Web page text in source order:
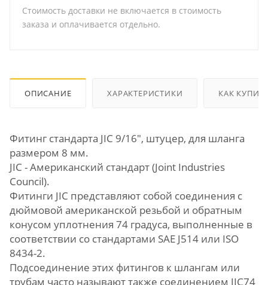
Стоимость доставки не включается в стоимость
заказа и оплачивается отдельно.
ОПИСАНИЕ ХАРАКТЕРИСТИКИ КАК
Фитинг стандарта JIC 9/16", штуцер, для шланга
размером 8 мм.
JIC - Американский стандарт (Joint Industries
Council).
Фитинги JIC представляют собой соединения с
дюймовой американской резьбой и обратным
конусом уплотнения 74 градуса, выполненные в
соответствии со стандартами SAE J514 или ISO
8434-2.
Подсоединение этих фитингов к шлангам или
трубам часто называют также соединением JIC74